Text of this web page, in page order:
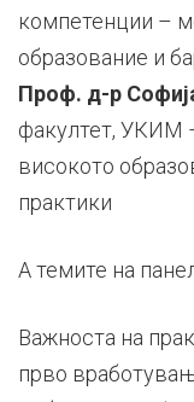
компетенции –
образование и
Проф. д-р
факултет, УКИМ
високото
практики
А темите на
Важноста на
прво